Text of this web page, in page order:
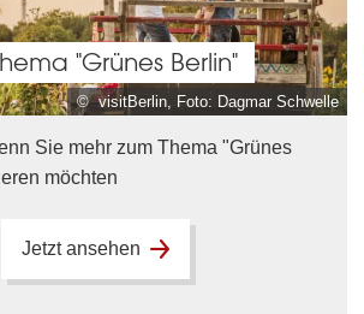
"Grünes Berlin"
© visitBerlin, Foto: Dagmar Schwelle
Sie mehr zum Thema "Grünes
möchten
Jetzt ansehen